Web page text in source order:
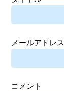
メールアドレス
コメント